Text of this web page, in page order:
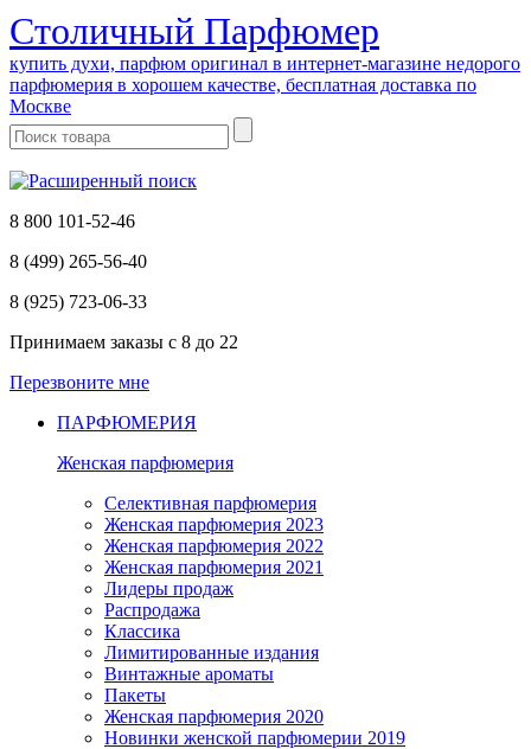
Cтоличный Парфюмер
купить духи, парфюм оригинал в интернет-магазине недорого
парфюмерия в хорошем качестве, бесплатная доставка по
Москве
8 800 101-52-46
8 (499) 265-56-40
8 (925) 723-06-33
Принимаем заказы с 8 до 22
Перезвоните мне
ПАРФЮМЕРИЯ
Женская парфюмерия
Селективная парфюмерия
Женская парфюмерия 2023
Женская парфюмерия 2022
Женская парфюмерия 2021
Лидеры продаж
Распродажа
Классика
Лимитированные издания
Винтажные ароматы
Пакеты
Женская парфюмерия 2020
Новинки женской парфюмерии 2019